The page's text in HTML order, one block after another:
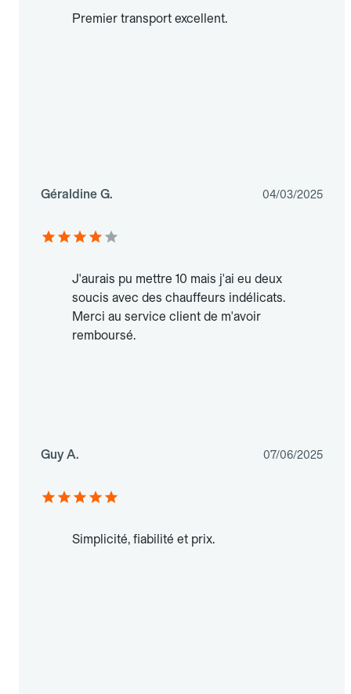
Premier transport excellent.
Géraldine G. 04/03/2025
J'aurais pu mettre 10 mais j'ai eu deux
soucis avec des chauffeurs indélicats.
Merci au service client de m'avoir
remboursé.
Guy A. 07/06/2025
Simplicité, fiabilité et prix.